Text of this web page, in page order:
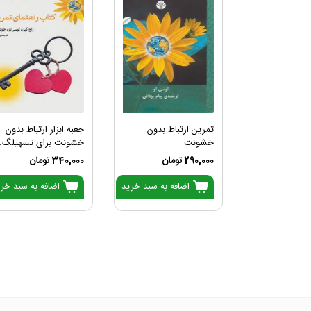
تمرین ارتباط بدون
خشونت
290,000 تومان
اضافه به سبد خرید
جعبه ابزار ارتباط بدون
خشونت برای
340,000 تومان
اضافه به سبد